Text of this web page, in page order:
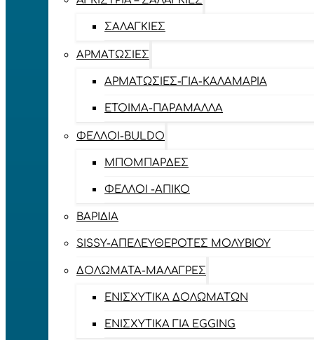
ΣΑΛΑΓΚΙΈΣ
ΑΡΜΑΤΩΣΙΈΣ
ΑΡΜΑΤΩΣΙΈΣ-ΓΙΑ-ΚΑΛΑΜΆΡΙΑ
ΈΤΟΙΜΑ-ΠΑΡΆΜΑΛΛΑ
ΦΕΛΛΟΊ-BULDO
ΜΠΟΜΠΆΡΔΕΣ
ΦΕΛΛΟΊ -ΑΠΊΚΟ
ΒΑΡΊΔΙΑ
SISSY-ΑΠΕΛΕΥΘΕΡΟΤΈΣ ΜΟΛΥΒΙΟΎ
ΔΟΛΏΜΑΤΑ-ΜΑΛΆΓΡΕΣ
ΕΝΙΣΧΥΤΙΚΆ ΔΟΛΩΜΆΤΩΝ
ΕΝΙΣΧΥΤΙΚΆ ΓΙΑ EGGING